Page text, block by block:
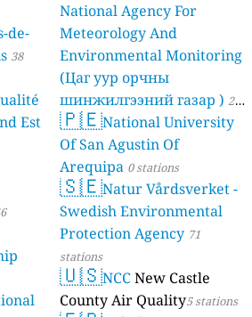
de-
38
Est
National Agency For
Meteorology And
Environmental Monitoring
(Цаг уур орчны
шинжилгээний газар ) 21
stations
🇵🇪National University
Of San Agustin Of
Arequipa 0 stations
🇸🇪Natur Vårdsverket -
Swedish Environmental
Protection Agency 71
stations
🇺🇸NCCNew Castle
County Air Quality5 stations